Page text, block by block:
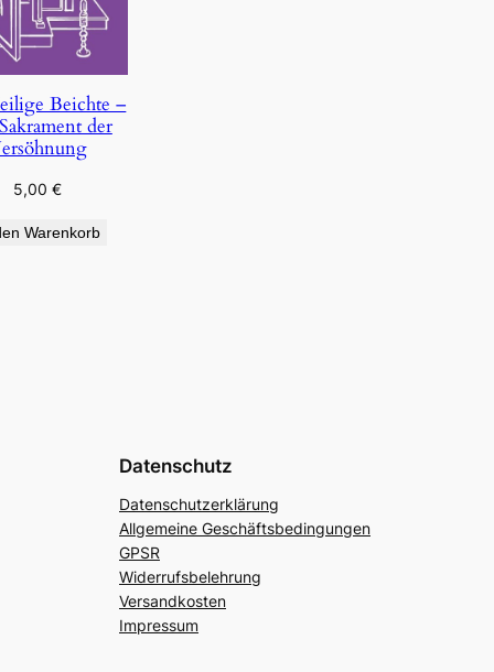
Beichte –
der
5,00€
Warenkorb
Datenschutz
Datenschutzerklärung
Allgemeine Geschäftsbedingungen
GPSR
Widerrufsbelehrung
Versandkosten
Impressum